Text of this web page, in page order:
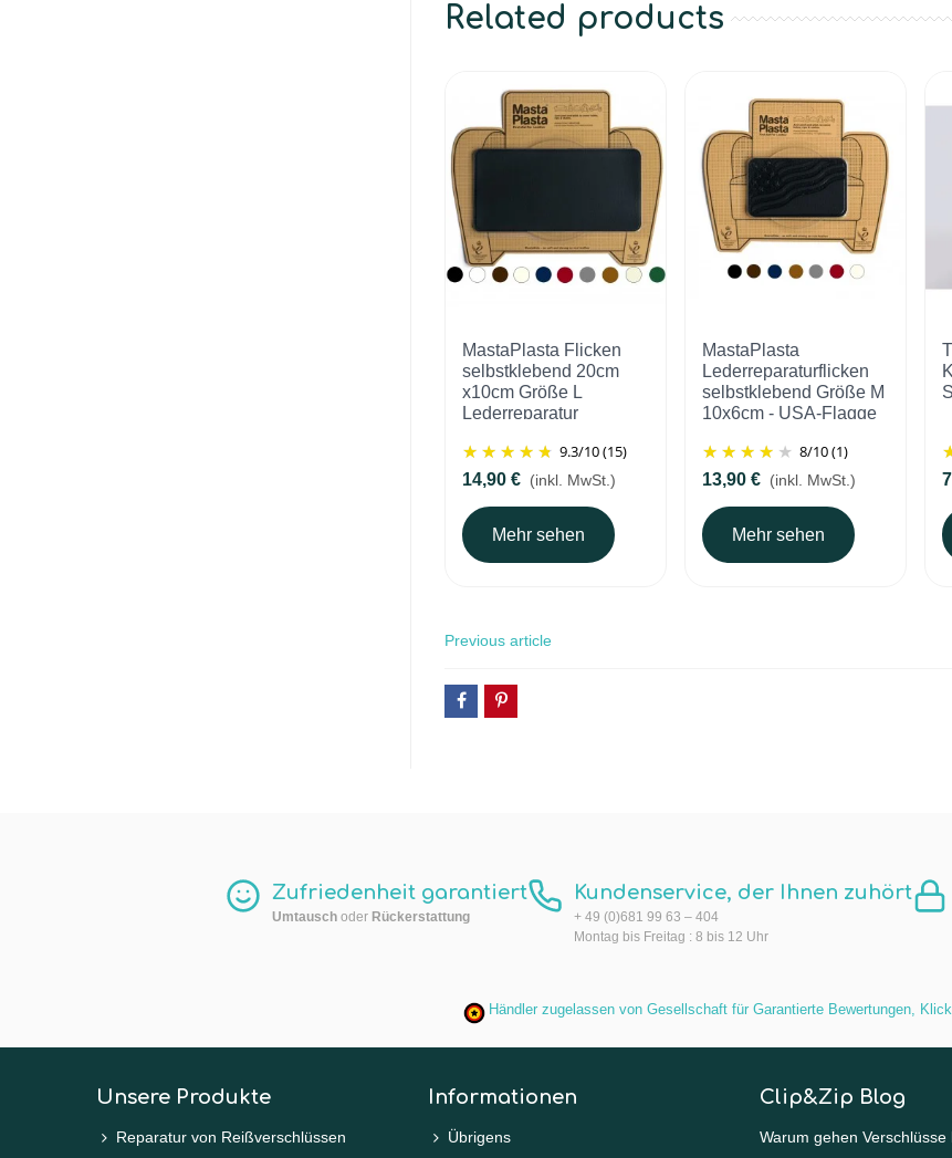
Related products
MastaPlasta Flicken
selbstklebend 20cm
x10cm Größe L
Lederreparatur
9.3/10(15)
14,90 € (inkl. MwSt.)
Mehr sehen
MastaPlasta
Lederreparaturflicken
selbstklebend Größe M
10x6cm - USA-Flagge
8/10(1)
13,90 € (inkl. MwSt.)
Mehr sehen
Previous article
Zufriedenheit garantiert
Umtauschoder Rückerstattung
Kundenservice, der Ihnen zuhört
+ 49 (0)681 99 63 – 404
Montag bis Freitag : 8 bis 12 Uhr
Händler zugelassen von Gesellschaft für Garantierte Bewertungen,
Unsere Produkte
Reparatur von Reißverschlüssen
Informationen
Übrigens
Clip&Zip Blog
Warum gehen Verschlüsse